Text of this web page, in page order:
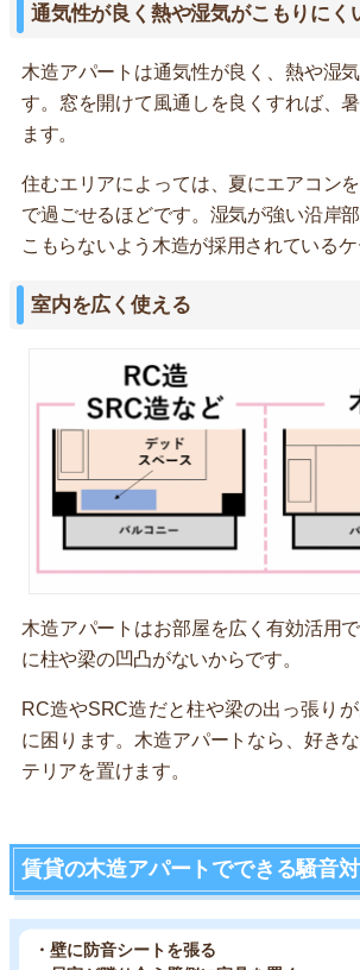
通気性が良く熱や湿気がこもりにく
木造アパートは通気性が良く、熱や湿
す。窓を開けて風通しを良くすれば、
ます。
住むエリアによっては、夏にエアコン
で過ごせるほどです。湿気が強い沿岸
こもらないよう木造が採用されているケ
室内を広く使える
木造アパートはお部屋を広く有効活用
に柱や梁の凹凸がないからです。
RC造やSRC造だと柱や梁の出っ張り
に困ります。木造アパートなら、好き
テリアを置けます。
賃貸の木造アパートでできる騒音
・壁に防音シートを張る